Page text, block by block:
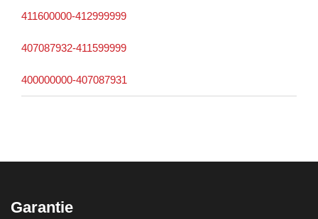
411600000-412999999
407087932-411599999
400000000-407087931
Garantie